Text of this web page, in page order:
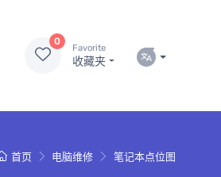
0
Favorite
收藏夹
首页 电脑维修 笔记本点位图